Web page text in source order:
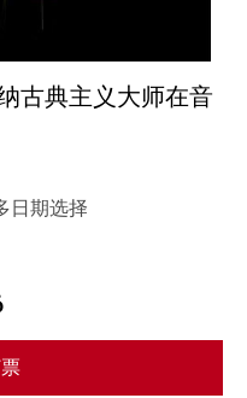
古典主义大师在音
日期选择